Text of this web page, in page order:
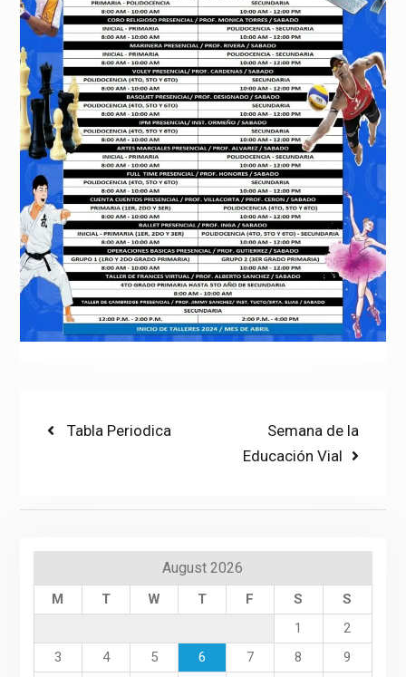
PostPrevious
Tabla Periodica
Next
post:
Semana de la
Educación Vial
August 2026
M T W T F S
S
1
2
3
4 5 6 7 8
9